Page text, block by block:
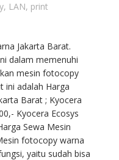
, LAN, print
Jakarta Barat.
dalam memenuhi
mesin fotocopy
ini adalah Harga
Barat ; Kyocera
Kyocera Ecosys
Sewa Mesin
fotocopy warna
yaitu sudah bisa